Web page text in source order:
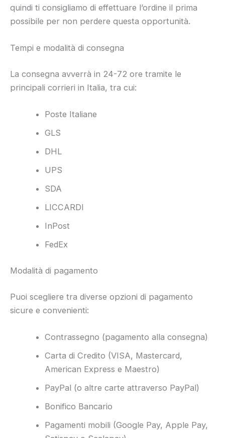
quindi ti consigliamo di effettuare l’ordine il prima
possibile per non perdere questa opportunità.
Tempi e modalità di consegna
La consegna avverrà in 24-72 ore tramite le
principali corrieri in Italia, tra cui:
Poste Italiane
GLS
DHL
UPS
SDA
LICCARDI
InPost
FedEx
Modalità di pagamento
Puoi scegliere tra diverse opzioni di pagamento
sicure e convenienti:
Contrassegno (pagamento alla consegna)
Carta di Credito (VISA, Mastercard,
American Express e Maestro)
PayPal (o altre carte attraverso PayPal)
Bonifico Bancario
Pagamenti mobili (Google Pay, Apple Pay,